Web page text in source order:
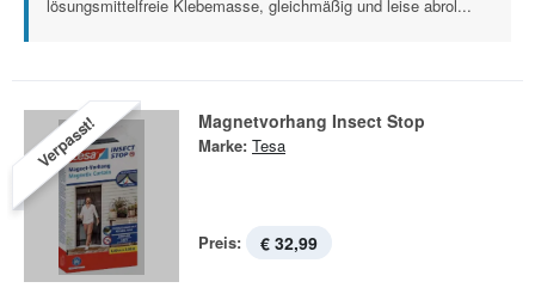
lösungsmittelfreie Klebemasse, gleichmäßig und leise abrol...
Verpasst! Magnetvorhang Insect Stop
Marke: Tesa
Preis: € 32,99